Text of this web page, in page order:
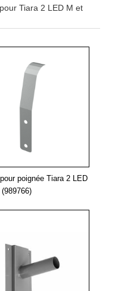
Tiara 2 LED M et
poignée Tiara 2 LED